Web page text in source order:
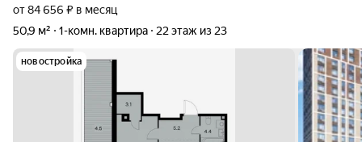
от 84 656 ₽ в месяц
50,9 м²
1-комн. квартира 22 этаж из 23
новостройка